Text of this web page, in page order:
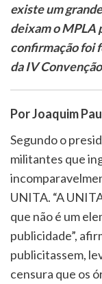
existe um
deixam o MPLA
confirmação foi
da IV
Por Joaquim
Segundo o
militantes que
UNITA. “A
que não é um
publicidade”,
publicitassem,
censura que os